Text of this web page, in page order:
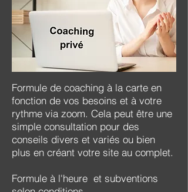
Formule de coaching à la carte en
fonction de vos besoins et à votre
rythme via zoom. Cela peut être une
simple consultation pour des
conseils divers et variés ou bien
plus en créant votre site au complet.
Formule à l'heure et subventions